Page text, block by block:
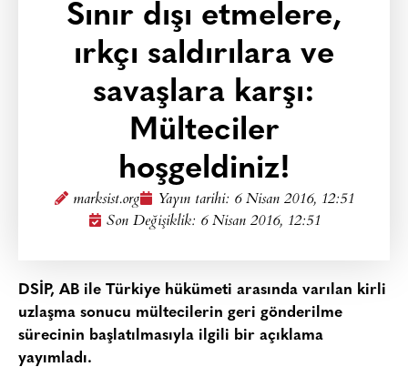
Sınır dışı etmelere,
ırkçı saldırılara ve
savaşlara karşı:
Mülteciler
hoşgeldiniz!
marksist.org Yayın tarihi: 6 Nisan 2016, 12:51
Son Değişiklik: 6 Nisan 2016, 12:51
DSİP, AB ile Türkiye hükümeti arasında varılan kirli
uzlaşma sonucu mültecilerin geri gönderilme
sürecinin başlatılmasıyla ilgili bir açıklama
yayımladı.